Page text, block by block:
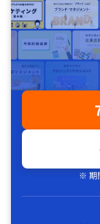
※ 期